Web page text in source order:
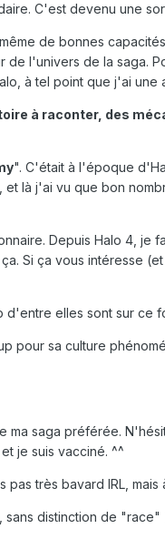
C'est devenu une
de bonnes
l'univers de la saga.
à tel point que j'ai une
à raconter, des
". C'était à l'époque
là j'ai vu que bon
Depuis Halo 4, je
Si ça vous intéresse
elles sont sur ce
pour sa culture
ma saga préférée.
je suis vacciné. ^^
très bavard IRL,
distinction de